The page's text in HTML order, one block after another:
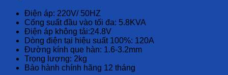
Điện áp: 220V/ 50HZ
Cống suất đầu vào tối đa: 5.8KVA
Điện áp không tải:24.8V
Dòng điện tại hiệu suất 100%: 120A
Đường kính que hàn: 1.6-3.2mm
Trọng lượng: 2kg
Bảo hành chính hãng 12 tháng